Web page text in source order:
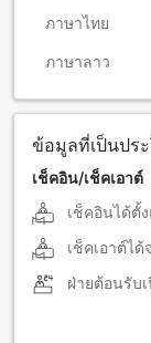
ภาษาไทย
ภาษาลาว
ข้อมูลที่เป็นปร
เช็คอิน/เช็คเอาต์
เช็คอินได้ตั้
เช็คเอาต์ได้
ฝ่ายต้อนรับเ